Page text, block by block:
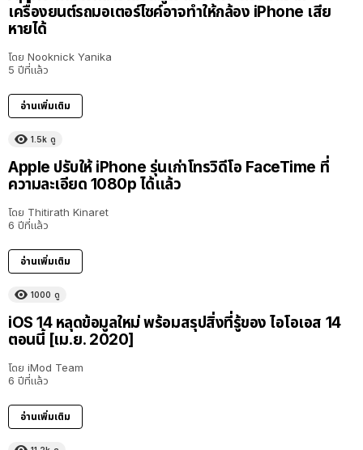
เครื่องยนต์รถมอเตอร์ไซค์อาจทำให้กล้อง iPhone เสีย
หายได้
โดย Nooknick Yanika
5 ปีที่แล้ว
อ่านเพิ่มเติม
1.5k ดู
Apple ปรับให้ iPhone รุ่นเก่าโทรวิดีโอ FaceTime ที่
ความละเอียด 1080p ได้แล้ว
โดย Thitirath Kinaret
6 ปีที่แล้ว
อ่านเพิ่มเติม
1000 ดู
iOS 14 หลุดข้อมูลใหม่ พร้อมสรุปสิ่งที่รู้ของ ไอโอเอส 14
ตอนนี้ [เม.ย. 2020]
โดย iMod Team
6 ปีที่แล้ว
อ่านเพิ่มเติม